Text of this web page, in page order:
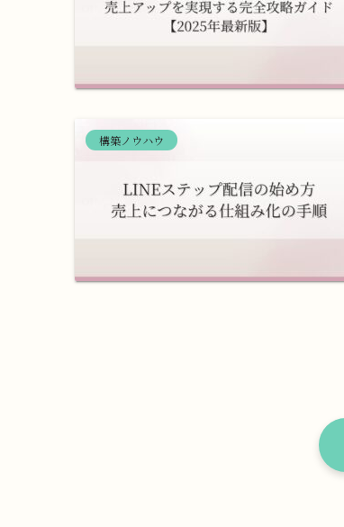
構築ノウハウ